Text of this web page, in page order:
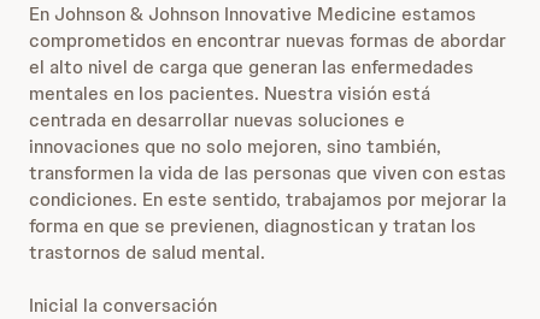
En Johnson & Johnson Innovative Medicine estamos
comprometidos en encontrar nuevas formas de abordar
el alto nivel de carga que generan las enfermedades
mentales en los pacientes. Nuestra visión está
centrada en desarrollar nuevas soluciones e
innovaciones que no solo mejoren, sino también,
transformen la vida de las personas que viven con estas
condiciones. En este sentido, trabajamos por mejorar la
forma en que se previenen, diagnostican y tratan los
trastornos de salud mental.
Inicial la conversación